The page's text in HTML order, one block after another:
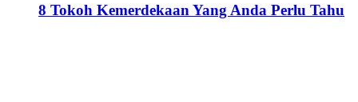
8 Tokoh Kemerdekaan Yang Anda Perlu Tahu